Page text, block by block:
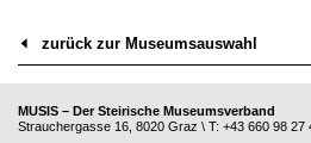
zurück zur Museumsauswahl
MUSIS – Der Steirische Museumsverband
Strauchergasse 16, 8020 Graz \ T: +43 660 98 27